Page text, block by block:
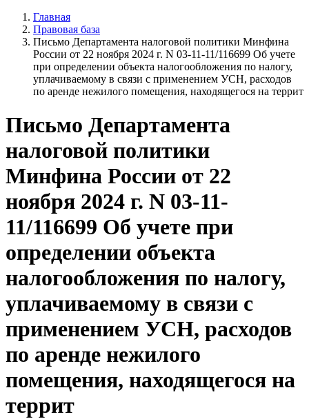
Главная
Правовая база
Письмо Департамента налоговой политики Минфина
России от 22 ноября 2024 г. N 03-11-11/116699 Об учете
при определении объекта налогообложения по налогу,
уплачиваемому в связи с применением УСН, расходов
по аренде нежилого помещения, находящегося на террит
Письмо Департамента
налоговой политики
Минфина России от 22
ноября 2024 г. N 03-11-
11/116699 Об учете при
определении объекта
налогообложения по налогу,
уплачиваемому в связи с
применением УСН, расходов
по аренде нежилого
помещения, находящегося на
террит